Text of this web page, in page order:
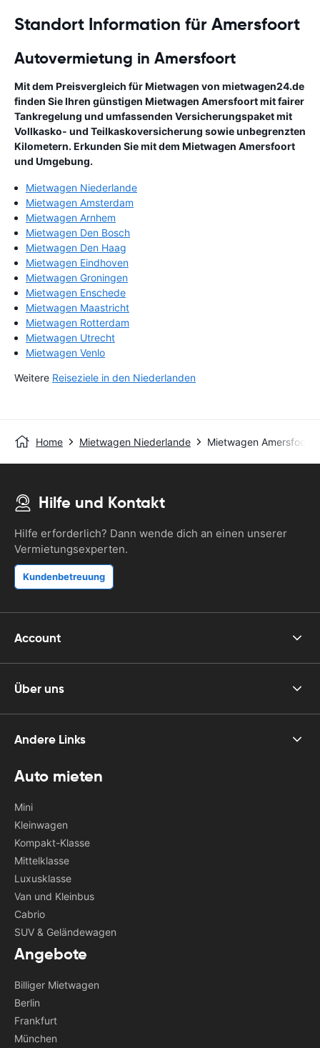
Standort Information für Amersfoort
Autovermietung in Amersfoort
Mit dem Preisvergleich für Mietwagen von mietwagen24.de
finden Sie Ihren günstigen Mietwagen Amersfoort mit fairer
Tankregelung und umfassenden Versicherungspaket mit
Vollkasko- und Teilkaskoversicherung sowie unbegrenzten
Kilometern. Erkunden Sie mit dem Mietwagen Amersfoort
und Umgebung.
Mietwagen Niederlande
Mietwagen Amsterdam
Mietwagen Arnhem
Mietwagen Den Bosch
Mietwagen Den Haag
Mietwagen Eindhoven
Mietwagen Groningen
Mietwagen Enschede
Mietwagen Maastricht
Mietwagen Rotterdam
Mietwagen Utrecht
Mietwagen Venlo
Weitere Reiseziele in den Niederlanden
Home Mietwagen Niederlande Mietwagen Amersfoort
Hilfe und Kontakt
Hilfe erforderlich? Dann wende dich an einen unserer
Vermietungsexperten.
Kundenbetreuung
Account
Über uns
Andere Links
Auto mieten
Mini
Kleinwagen
Kompakt-Klasse
Mittelklasse
Luxusklasse
Van und Kleinbus
Cabrio
SUV & Geländewagen
Angebote
Billiger Mietwagen
Berlin
Frankfurt
München